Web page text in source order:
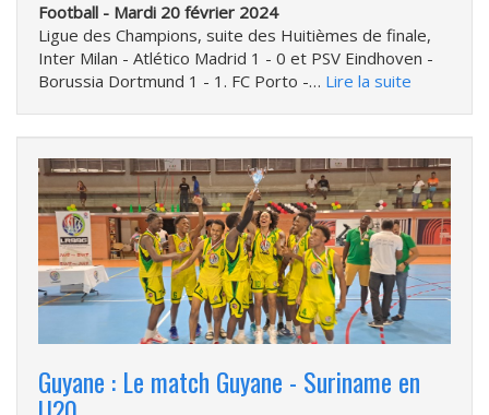
Football - Mardi 20 février 2024
Ligue des Champions, suite des Huitièmes de finale,
Inter Milan - Atlético Madrid 1 - 0 et PSV Eindhoven -
Borussia Dortmund 1 - 1. FC Porto -… Lire la suite
Guyane : Le match Guyane - Suriname en